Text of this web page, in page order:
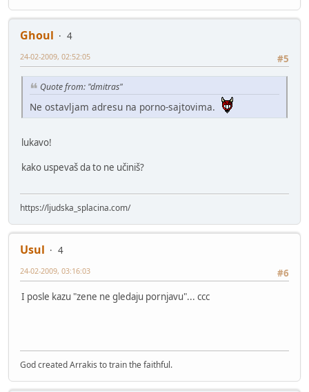
Ghoul
4
#5
24-02-2009, 02:52:05
Quote from: "dmitras"
Ne ostavljam adresu na porno-sajtovima.
lukavo!
kako uspevaš da to ne učiniš?
https://ljudska_splacina.com/
Usul
4
#6
24-02-2009, 03:16:03
I posle kazu "zene ne gledaju pornjavu"... ccc
God created Arrakis to train the faithful.